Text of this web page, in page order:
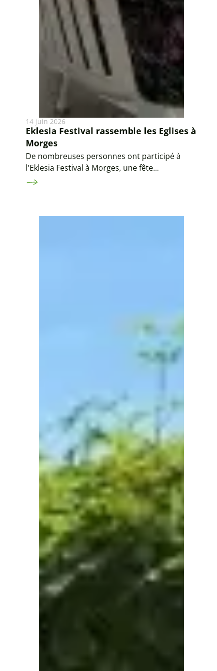
14 juin 2026
Eklesia Festival rassemble les Eglises à
Morges
De nombreuses personnes ont participé à
l'Eklesia Festival à Morges, une fête...